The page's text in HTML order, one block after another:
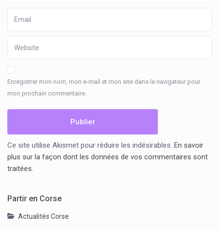
Enregistrer mon nom, mon e-mail et mon site dans le navigateur pour
mon prochain commentaire.
Ce site utilise Akismet pour réduire les indésirables. En savoir
plus sur la façon dont les données de vos commentaires sont
traitées.
Partir en Corse
Actualités Corse